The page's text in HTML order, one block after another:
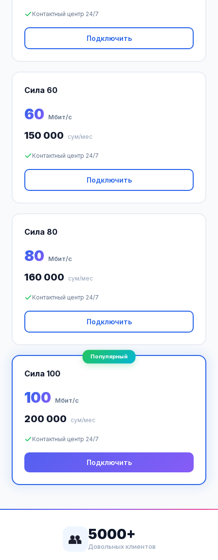
Контактный центр 24/7
Подключить
Сила 60
60 Мбит/с
150 000 сум/мес
Контактный центр 24/7
Подключить
Сила 80
80 Мбит/с
160 000 сум/мес
Контактный центр 24/7
Подключить
Популярный
Сила 100
100 Мбит/с
200 000 сум/мес
Контактный центр 24/7
Подключить
👥 5000+
Довольных клиентов